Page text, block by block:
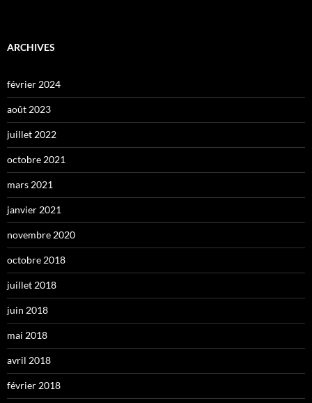
ARCHIVES
février 2024
août 2023
juillet 2022
octobre 2021
mars 2021
janvier 2021
novembre 2020
octobre 2018
juillet 2018
juin 2018
mai 2018
avril 2018
février 2018